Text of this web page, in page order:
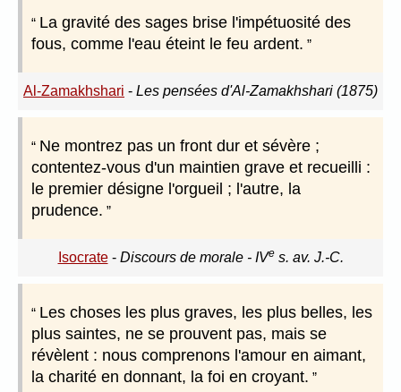
La gravité des sages brise l'impétuosité des
fous, comme l'eau éteint le feu ardent.
Al-Zamakhshari - Les pensées d'Al-Zamakhshari (1875)
Ne montrez pas un front dur et sévère ;
contentez-vous d'un maintien grave et recueilli :
le premier désigne l'orgueil ; l'autre, la
prudence.
Isocrate- Discours de morale - IVes. av. J.-C.
Les choses les plus graves, les plus belles, les
plus saintes, ne se prouvent pas, mais se
révèlent : nous comprenons l'amour en aimant,
la charité en donnant, la foi en croyant.